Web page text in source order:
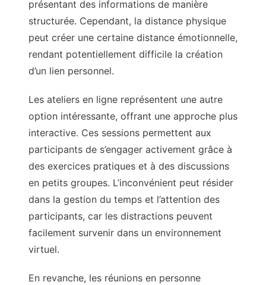
présentant des informations de manière
structurée. Cependant, la distance physique
peut créer une certaine distance émotionnelle,
rendant potentiellement difficile la création
d’un lien personnel.
Les ateliers en ligne représentent une autre
option intéressante, offrant une approche plus
interactive. Ces sessions permettent aux
participants de s’engager activement grâce à
des exercices pratiques et à des discussions
en petits groupes. L’inconvénient peut résider
dans la gestion du temps et l’attention des
participants, car les distractions peuvent
facilement survenir dans un environnement
virtuel.
En revanche, les réunions en personne